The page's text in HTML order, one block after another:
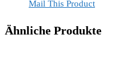
Mail This Product
Ähnliche Produkte